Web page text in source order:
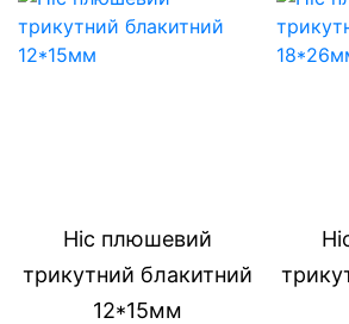
Ніс плюшевий
трикутний блакитний
12*15мм